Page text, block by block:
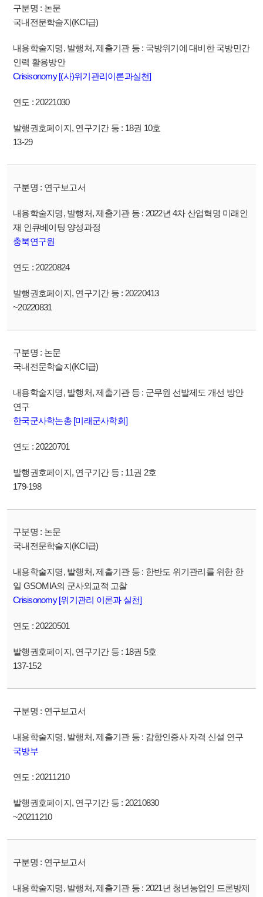
논문
국내전문학술지(KCI급)
국방위기에 대비한 국방민간
인력 활용방안
Crisisonomy [(사)위기관리이론과실천]
20221030
18권 10호
13-29
연구보고서
2022년 4차 산업혁명 미래인
재 인큐베이팅 양성과정
충북연구원
20220824
20220413
~20220831
논문
국내전문학술지(KCI급)
군무원 선발제도 개선 방안
연구
한국군사학논총 [미래군사학회]
20220701
11권 2호
179-198
논문
국내전문학술지(KCI급)
한반도 위기관리를 위한 한
일 GSOMIA의 군사외교적 고찰
Crisisonomy [위기관리 이론과 실천]
20220501
18권 5호
137-152
연구보고서
감항인증사 자격 신설 연구
국방부
20211210
20210830
~20211210
연구보고서
2021년 청년농업인 드론방제